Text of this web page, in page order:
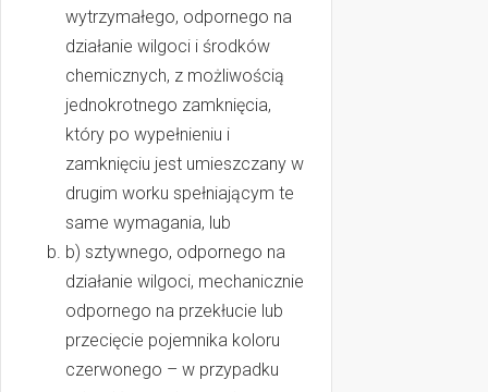
wytrzymałego, odpornego na
działanie wilgoci i środków
chemicznych, z możliwością
jednokrotnego zamknięcia,
który po wypełnieniu i
zamknięciu jest umieszczany w
drugim worku spełniającym te
same wymagania, lub
b) sztywnego, odpornego na
działanie wilgoci, mechanicznie
odpornego na przekłucie lub
przecięcie pojemnika koloru
czerwonego – w przypadku